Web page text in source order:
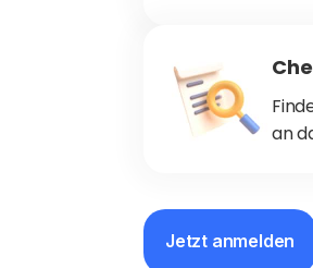
an
Jetzt anmelden